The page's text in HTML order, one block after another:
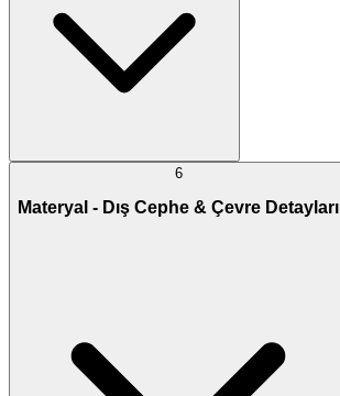
6
Materyal - Dış Cephe & Çevre Detayları